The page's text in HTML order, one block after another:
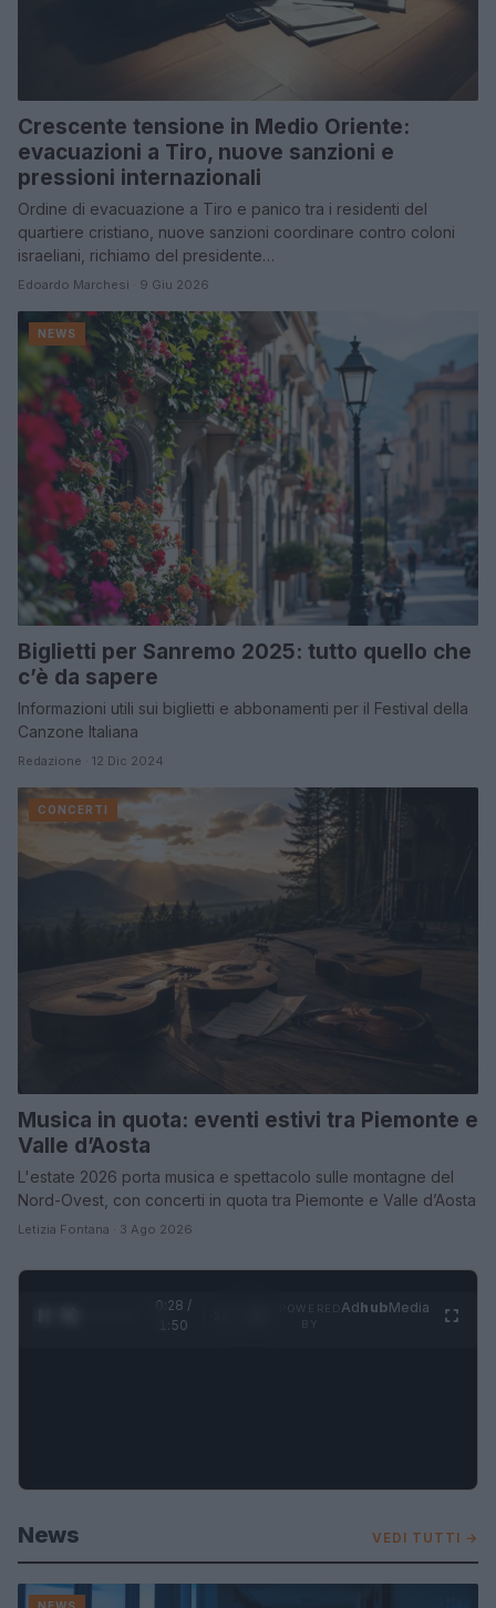
Crescente tensione in Medio Oriente:
evacuazioni a Tiro, nuove sanzioni e
pressioni internazionali
Ordine di evacuazione a Tiro e panico tra i residenti del
quartiere cristiano, nuove sanzioni coordinare contro coloni
israeliani, richiamo del presidente…
Edoardo Marchesi · 9 Giu 2026
NEWS
Biglietti per Sanremo 2025: tutto quello che
c’è da sapere
Informazioni utili sui biglietti e abbonamenti per il Festival della
Canzone Italiana
Redazione · 12 Dic 2024
CONCERTI
Musica in quota: eventi estivi tra Piemonte e
Valle d’Aosta
L'estate 2026 porta musica e spettacolo sulle montagne del
Nord-Ovest, con concerti in quota tra Piemonte e Valle d’Aosta
Letizia Fontana · 3 Ago 2026
0:30 /
1:50
AdhubMedia
News VEDI TUTTI →